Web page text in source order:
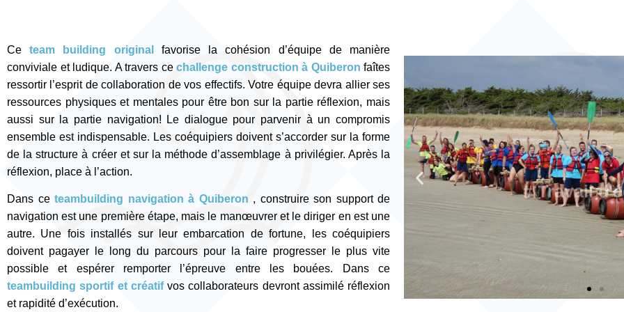
Ce team building original
favorise la cohésion d’équipe de manière
conviviale et ludique. A travers ce challenge construction à Quiberon faîtes
ressortir l’esprit de collaboration de vos effectifs. Votre équipe devra allier ses
ressources physiques et mentales pour être bon sur la partie réflexion, mais
aussi sur la partie navigation! Le dialogue pour parvenir à un compromis
ensemble est indispensable. Les coéquipiers doivent s’accorder sur la forme
de la structure à créer et sur la méthode d’assemblage à privilégier. Après la
réflexion, place à l’action.
Dans ce teambuilding navigation à Quiberon , construire son support de
navigation est une première étape, mais le manœuvrer et le diriger en est une
autre. Une fois installés sur leur embarcation de fortune, les coéquipiers
doivent pagayer le long du parcours pour la faire progresser le plus vite
possible et espérer remporter l’épreuve entre les bouées. Dans ce
teambuilding sportif et créatif vos collaborateurs devront assimilé réflexion
et rapidité d’exécution.
# Travail
# Team
navigation à
# Travail
# Team
navigation à
# Travail
# Team
navigation à